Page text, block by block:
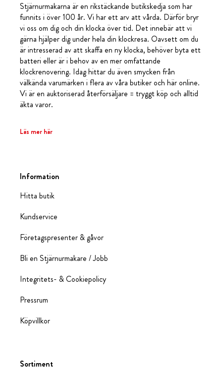
Stjärnurmakarna är en rikstäckande butikskedja som har
funnits i över 100 år. Vi har ett arv att vårda. Därför bryr
vi oss om dig och din klocka över tid. Det innebär att vi
gärna hjälper dig under hela din klockresa. Oavsett om du
är intresserad av att skaffa en ny klocka, behöver byta ett
batteri eller är i behov av en mer omfattande
klockrenovering. Idag hittar du även smycken från
välkända varumärken i flera av våra butiker och här online.
Vi är en auktoriserad återförsäljare = tryggt köp och alltid
äkta varor.
Läs mer här
Information
Hitta butik
Kundservice
Företagspresenter & gåvor
Bli en Stjärnurmakare / Jobb
Integritets- & Cookiepolicy
Pressrum
Köpvillkor
Sortiment